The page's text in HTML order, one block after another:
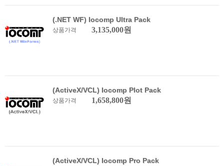
(.NET WF) Iocomp Ultra Pack
상품가격 3,135,000원
(ActiveX/VCL) Iocomp Plot Pack
상품가격 1,658,800원
(ActiveX/VCL) Iocomp Pro Pack